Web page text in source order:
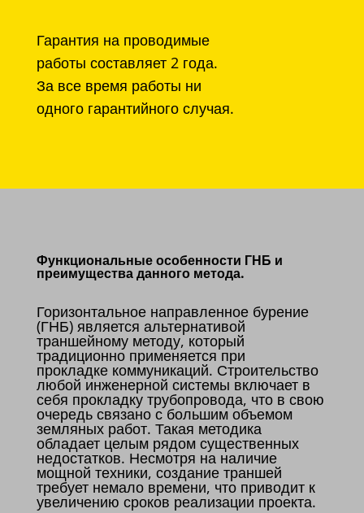
Гарантия на проводимые
работы составляет 2 года.
За все время работы ни
одного гарантийного случая.
Функциональные особенности ГНБ и
преимущества данного метода.
Горизонтальное направленное бурение
(ГНБ) является альтернативой
траншейному методу, который
традиционно применяется при
прокладке коммуникаций. Строительство
любой инженерной системы включает в
себя прокладку трубопровода, что в свою
очередь связано с большим объемом
земляных работ. Такая методика
обладает целым рядом существенных
недостатков. Несмотря на наличие
мощной техники, создание траншей
требует немало времени, что приводит к
увеличению сроков реализации проекта.